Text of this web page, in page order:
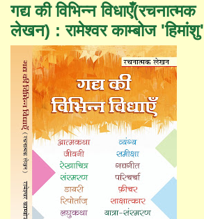
गद्य की विभिन्न विधाएँ(रचनात्मक
लेखन) : रामेश्वर काम्बोज 'हिमांशु'